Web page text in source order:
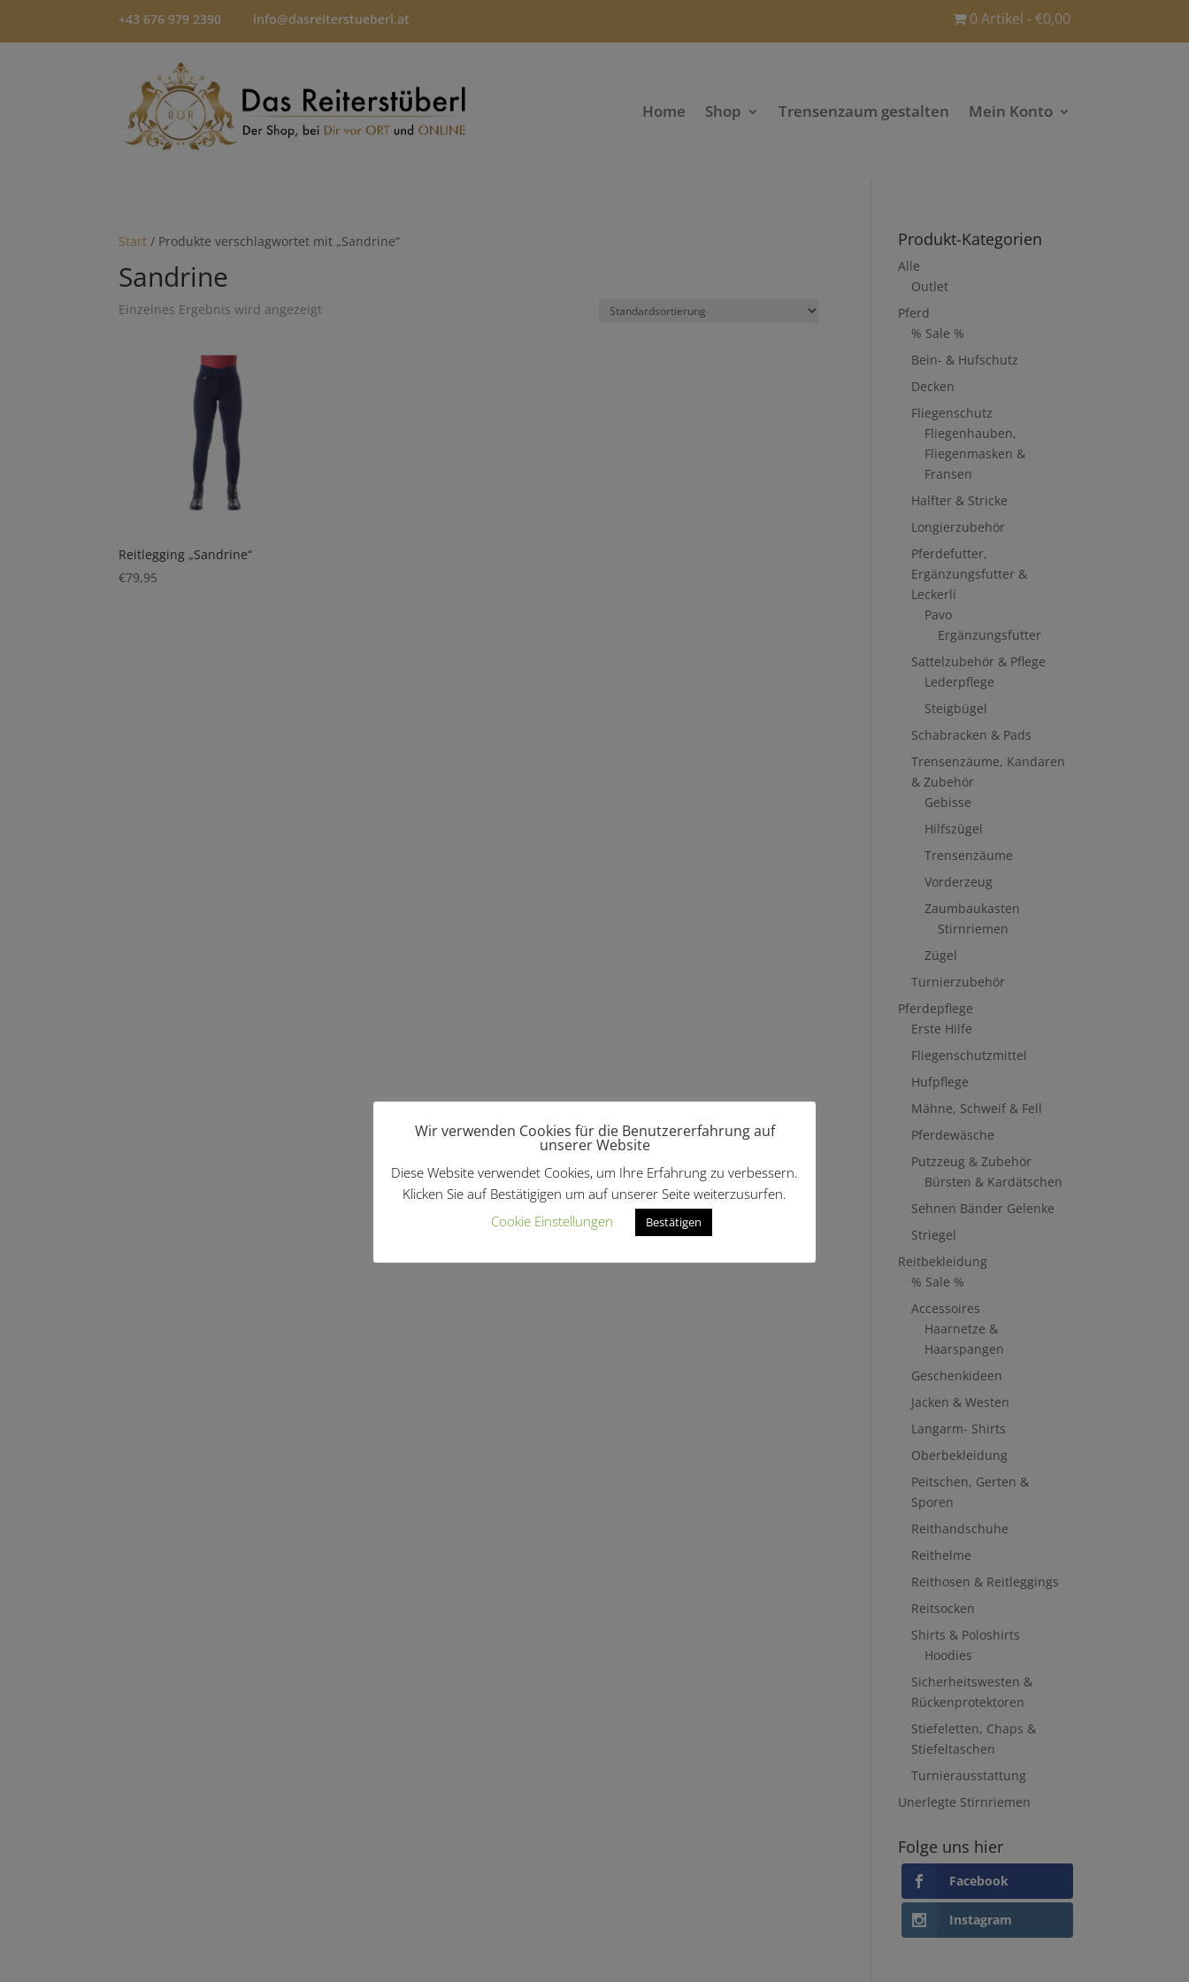
+43 676 979 2390 info@dasreiterstueberl.at 0 Artikel €0,00
Home Shop Trensenzaum gestalten Mein Konto
Start / Produkte verschlagwortet mit „Sandrine“
Sandrine
Einzelnes Ergebnis wird angezeigt
Reitlegging „Sandrine“
€79,95
Produkt-Kategorien
Alle
Outlet
Pferd
% Sale %
Bein- & Hufschutz
Decken
Fliegenschutz
Fliegenhauben,
Fliegenmasken &
Fransen
Halfter & Stricke
Longierzubehör
Pferdefutter,
Ergänzungsfutter &
Leckerli
Pavo
Ergänzungsfutter
Sattelzubehör & Pflege
Lederpflege
Steigbügel
Schabracken & Pads
Trensenzäume, Kandaren
& Zubehör
Gebisse
Hilfszügel
Trensenzäume
Vorderzeug
Zaumbaukasten
Stirnriemen
Zügel
Turnierzubehör
Pferdepflege
Erste Hilfe
Fliegenschutzmittel
Hufpflege
Mähne, Schweif & Fell
Pferdewäsche
Putzzeug & Zubehör
Bürsten & Kardätschen
Sehnen Bänder Gelenke
Striegel
Reitbekleidung
% Sale %
Accessoires
Haarnetze &
Haarspangen
Geschenkideen
Jacken & Westen
Langarm- Shirts
Oberbekleidung
Peitschen, Gerten &
Sporen
Reithandschuhe
Reithelme
Reithosen & Reitleggings
Reitsocken
Shirts & Poloshirts
Hoodies
Sicherheitswesten &
Rückenprotektoren
Stiefeletten, Chaps &
Stiefeltaschen
Turnierausstattung
Unerlegte Stirnriemen
Folge uns hier
Facebook
Instagram
Wir verwenden Cookies für die Benutzererfahrung auf
unserer Website
Diese Website verwendet Cookies, um Ihre Erfahrung zu verbessern.
Klicken Sie auf Bestätigigen um auf unserer Seite weiterzusurfen.
Cookie Einstellungen
Bestätigen